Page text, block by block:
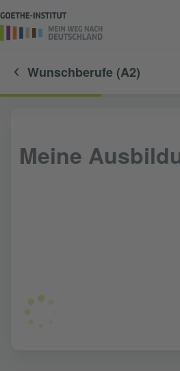
Wunschberufe (A2)
Meine